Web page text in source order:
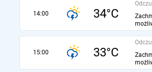
14:00 34°C
15:00 33°C